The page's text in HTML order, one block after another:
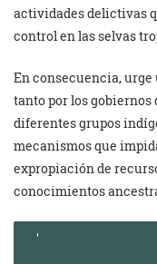
actividades delictivas
control en las selvas
En consecuencia,
tanto por los gobiernos
diferentes grupos
mecanismos que
expropiación de
conocimientos